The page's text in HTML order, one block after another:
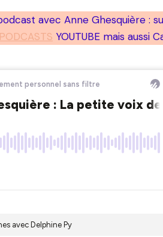
avec Anne Ghesquière :
YOUTUBE mais aussi